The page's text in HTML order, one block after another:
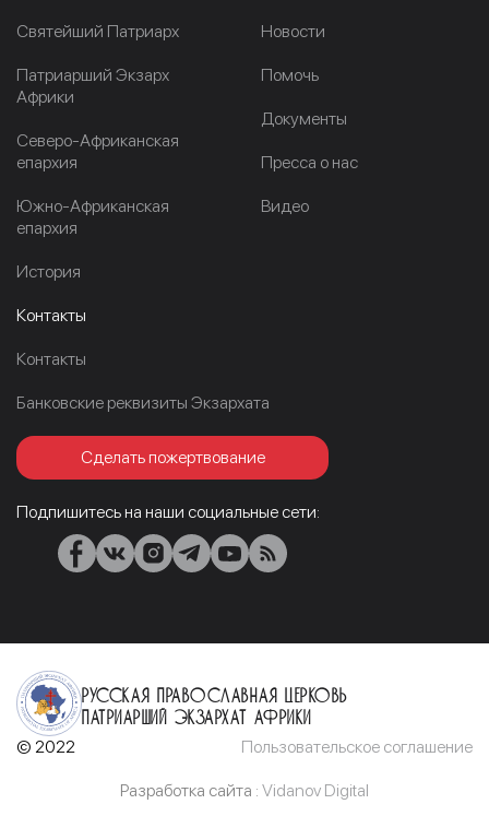
Cвятейший Патриарх
Патриарший Экзарх
Африки
Северо-Африканская
епархия
Южно-Африканская
епархия
История
Новости
Помочь
Документы
Пресса о нас
Видео
Контакты
Контакты
Банковские реквизиты Экзархата
Сделать пожертвование
Подпишитесь на наши социальные сети:
Русская Православная Церковь
Патриарший Экзархат Африки
© 2022 Пользовательское соглашение
Разработка сайта : Vidanov Digital